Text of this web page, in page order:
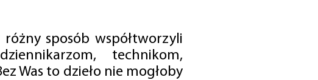
sposób współtworzyli
technikom,
Was to dzieło nie mogłoby